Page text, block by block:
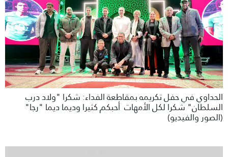
الحداوي في حفل تكريمه بمقاطعة الفداء: شكرا "ولاد درب
السلطان" شكرا لكل الأمهات أحبكم كثيرا وديما ديما "رجا"
(الصور والفيديو)